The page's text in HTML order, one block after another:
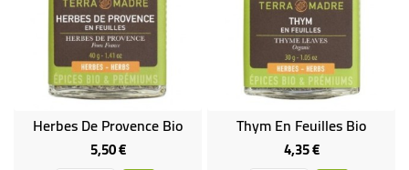
CULTUREL
Herbes De Provence Bio
5,50 €Prix
Thym En Feuilles Bio
4,35 €Prix